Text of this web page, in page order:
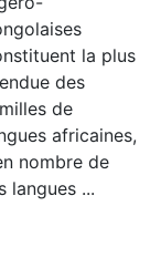
la plus
des
de
africaines,
nombre de
langues ...